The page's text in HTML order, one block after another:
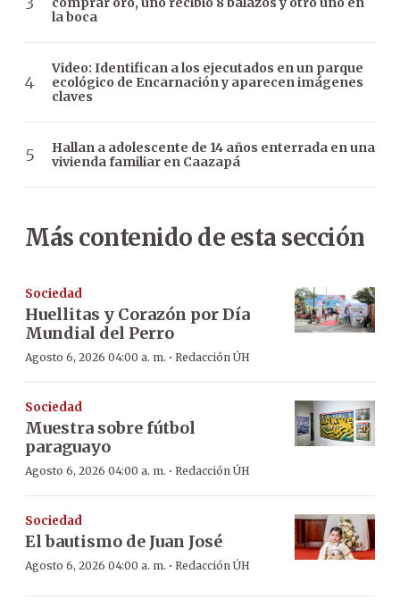
la boca
Video: Identifican a los ejecutados en un parque
ecológico de Encarnación y aparecen imágenes
claves
Hallan a adolescente de 14 años enterrada en una
vivienda familiar en Caazapá
Más contenido de esta sección
Sociedad
Huellitas y Corazón por Día
Mundial del Perro
Agosto 6, 2026 04:00 a. m. · Redacción ÚH
Sociedad
Muestra sobre fútbol
paraguayo
Agosto 6, 2026 04:00 a. m. · Redacción ÚH
Sociedad
El bautismo de Juan José
Agosto 6, 2026 04:00 a. m. · Redacción ÚH